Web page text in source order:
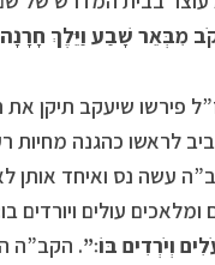
מִבְּאֵר שָׁבַע וַיֵּלֶךְ
פירשו שיעקב תיקן את
לראשו כהגנה
עשה נס ואיחד אותן
עולים ויורדים
וְיֹרְדִים בּוֹ׃”. הקב”ה